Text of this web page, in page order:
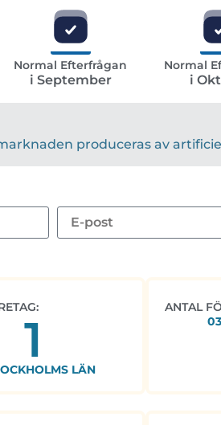
Normal Efterfrågan
i September
Normal
i
produceras av
1
LÄN
ANTAL